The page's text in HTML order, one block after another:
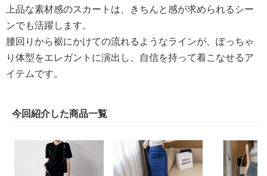
上品な素材感のスカートは、きちんと感が求められるシー
ンでも活躍します。
腰回りから裾にかけての流れるようなラインが、ぽっちゃ
り体型をエレガントに演出し、自信を持って着こなせるア
イテムです。
今回紹介した商品一覧